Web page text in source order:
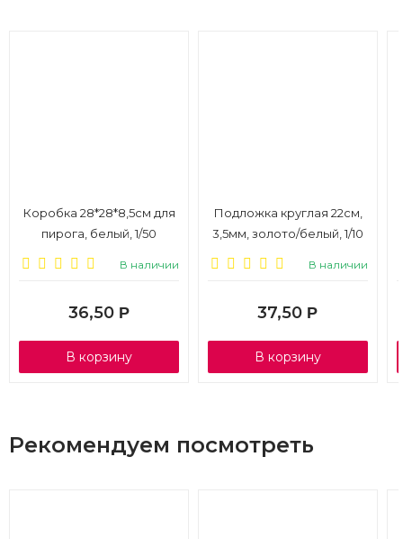
Коробка 28*28*8,5см для
пирога, белый, 1/50
В наличии
36,50 Р
В корзину
Подложка круглая 22см,
3,5мм, золото/белый, 1/10
В наличии
37,50 Р
В корзину
Рекомендуем посмотреть